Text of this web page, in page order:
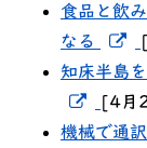
食品と飲
なる
知床半島
新し
[4月
機械で通